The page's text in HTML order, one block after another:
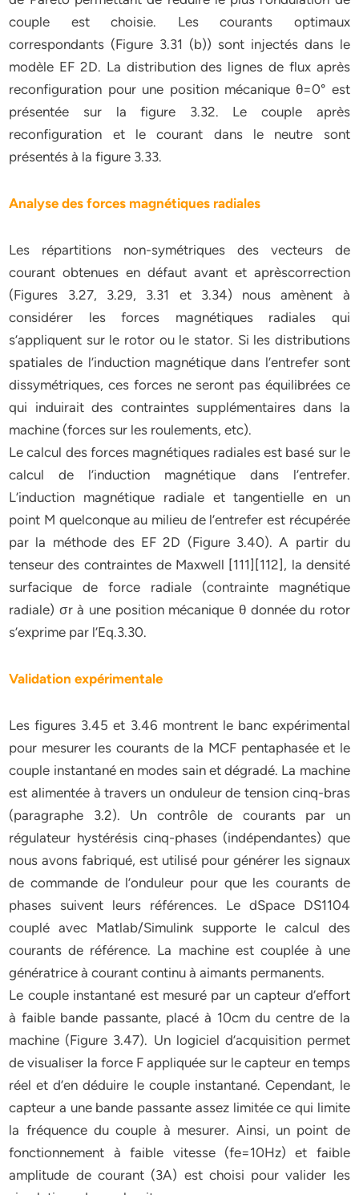
couple est choisie. Les courants optimaux
correspondants (Figure 3.31 (b)) sont injectés dans le
modèle EF 2D. La distribution des lignes de flux après
reconfiguration pour une position mécanique θ=0° est
présentée sur la figure 3.32. Le couple après
reconfiguration et le courant dans le neutre sont
présentés à la figure 3.33.
Analyse des forces magnétiques radiales
Les répartitions non-symétriques des vecteurs de
courant obtenues en défaut avant et aprèscorrection
(Figures 3.27, 3.29, 3.31 et 3.34) nous amènent à
considérer les forces magnétiques radiales qui
s’appliquent sur le rotor ou le stator. Si les distributions
spatiales de l’induction magnétique dans l’entrefer sont
dissymétriques, ces forces ne seront pas équilibrées ce
qui induirait des contraintes supplémentaires dans la
machine (forces sur les roulements, etc).
Le calcul des forces magnétiques radiales est basé sur le
calcul de l’induction magnétique dans l’entrefer.
L’induction magnétique radiale et tangentielle en un
point M quelconque au milieu de l’entrefer est récupérée
par la méthode des EF 2D (Figure 3.40). A partir du
tenseur des contraintes de Maxwell [111][112], la densité
surfacique de force radiale (contrainte magnétique
radiale) σr à une position mécanique θ donnée du rotor
s’exprime par l’Eq.3.30.
Validation expérimentale
Les figures 3.45 et 3.46 montrent le banc expérimental
pour mesurer les courants de la MCF pentaphasée et le
couple instantané en modes sain et dégradé. La machine
est alimentée à travers un onduleur de tension cinq-bras
(paragraphe 3.2). Un contrôle de courants par un
régulateur hystérésis cinq-phases (indépendantes) que
nous avons fabriqué, est utilisé pour générer les signaux
de commande de l’onduleur pour que les courants de
phases suivent leurs références. Le dSpace DS1104
couplé avec Matlab/Simulink supporte le calcul des
courants de référence. La machine est couplée à une
génératrice à courant continu à aimants permanents.
Le couple instantané est mesuré par un capteur d’effort
à faible bande passante, placé à 10cm du centre de la
machine (Figure 3.47). Un logiciel d’acquisition permet
de visualiser la force F appliquée sur le capteur en temps
réel et d’en déduire le couple instantané. Cependant, le
capteur a une bande passante assez limitée ce qui limite
la fréquence du couple à mesurer. Ainsi, un point de
fonctionnement à faible vitesse (fe=10Hz) et faible
amplitude de courant (3A) est choisi pour valider les